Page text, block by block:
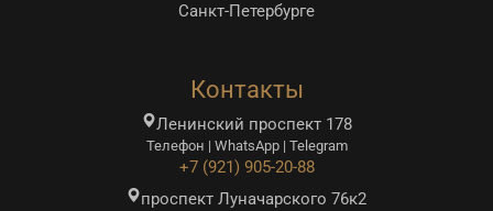
Санкт-Петербурге
Контакты
Ленинский проспект 178
Телефон | WhatsApp | Telegram
+7 (921) 905-20-88
проспект Луначарского 76к2